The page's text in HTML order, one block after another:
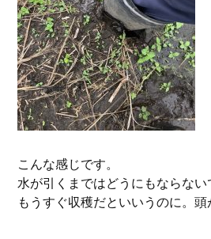
こんな感じです。
水が引くまではどうにもならない
もうすぐ収穫だといいうのに。頭